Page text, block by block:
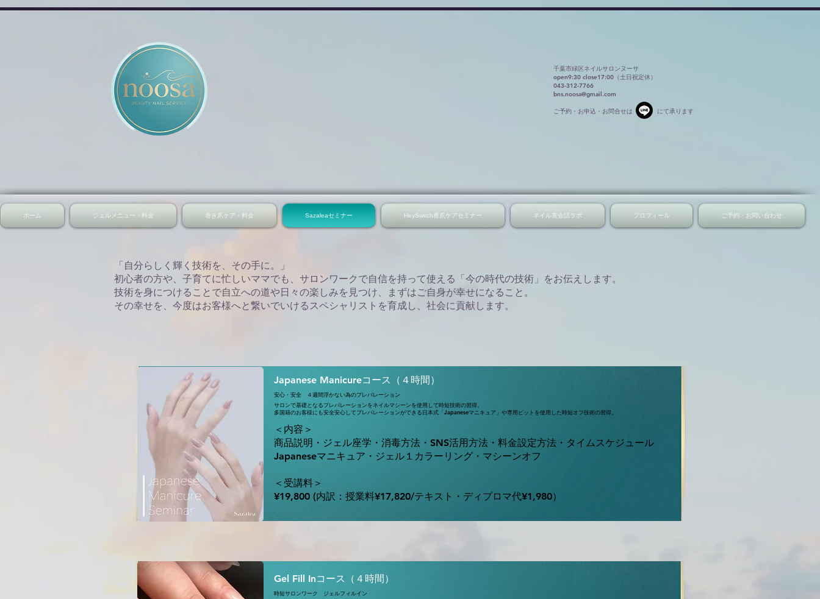
千葉市緑区ネイルサロンヌーサ
open9:30 close17:00（土日祝定休）
043-312-7766
bns.noosa@gmail.com
​ご予約・お申込・お問合せは にて承ります
ホーム ジェルメニュー・料金 巻き爪ケア・料金 Sazaleaセミナー HeySwitch巻爪ケアセミナー ネイル英会話ラボ プロフィール ご予約・お問い合わせ
「自分らしく輝く技術を、その手に。」
初心者の方や、子育てに忙しいママでも、サロンワークで自信を持って使える「今の時代の技術」をお伝えします。
技術を身につけることで自立への道や日々の楽しみを見つけ、まずはご自身が幸せになること。
その幸せを、今度はお客様へと繋いでいけるスペシャリストを育成し、社会に貢献します。
Japanese Manicureコース（４時間）
安心・安全 ４週間浮かない為のプレパレーション
サロンで基礎となるプレパレーションをネイルマシーンを使用して時短技術の習得。
多国籍のお客様にも安全安心してプレパレーションができる日本式「Japaneseマニキュア」や専用ビットを使用した時短オフ技術の習得。
＜内容＞
商品説明・ジェル座学・消毒方法・SNS活用方法・料金設定方法・タイムスケジュール
Japaneseマニキュア・ジェル１カラーリング・マシーンオフ
＜受講料＞
¥19,800 (内訳：授業料¥17,820/テキスト・ディプロマ代¥1,980）
Gel Fill Inコース（４時間）
時短サロンワーク ジェルフィルイン